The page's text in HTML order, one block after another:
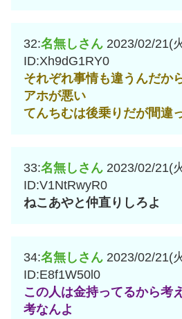
32:名無しさん 2023/02/21(
ID:Xh9dG1RY0
それぞれ事情も違うんだか
アホが悪い
てんちむは後乗りだが間違
33:名無しさん 2023/02/21(
ID:V1NtRwyR0
ねこあやと仲直りしろよ
34:名無しさん 2023/02/21(
ID:E8f1W50l0
この人は金持ってるから考
考なんよ